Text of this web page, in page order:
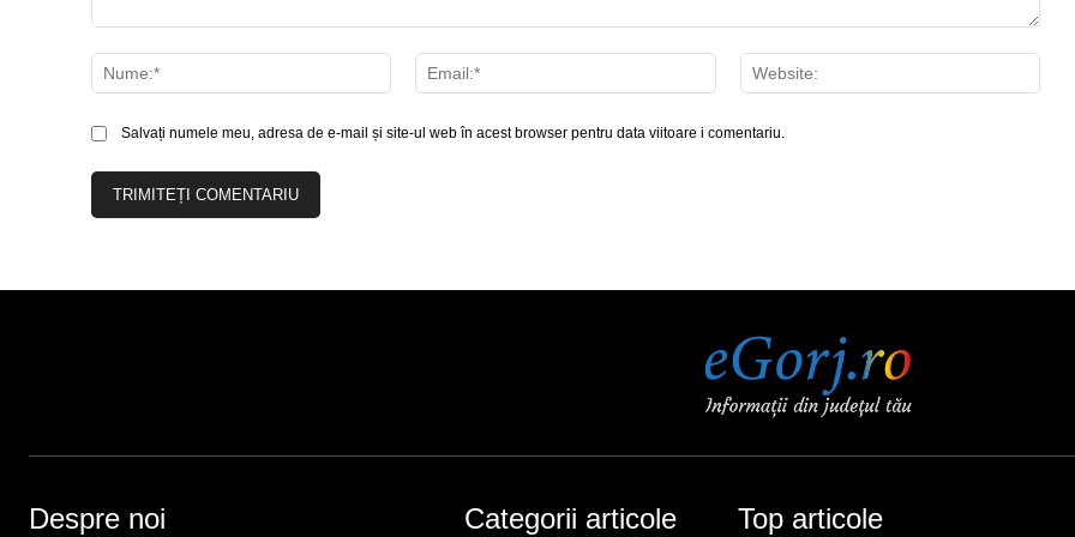
Nume:*
Email:*
Salvați numele meu, adresa de e-mail și site-ul web în acest browser pentru data viitoare i comentariu.
Despre noi Categorii articole Top articole